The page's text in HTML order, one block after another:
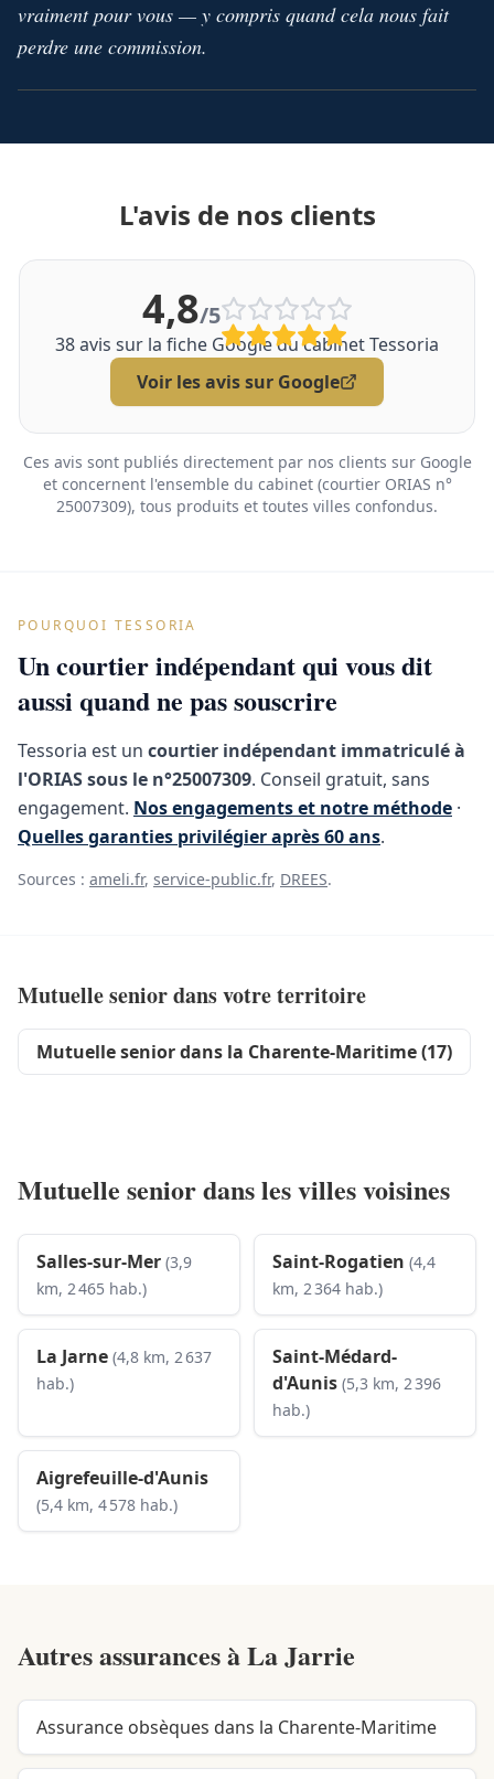
vraiment pour vous — y compris quand cela nous fait
perdre une commission.
L'avis de nos clients
4,8/5
38avis sur la fiche Google du cabinet Tessoria
Voir les avis sur Google
Ces avis sont publiés directement par nos clients sur Google
et concernent l'ensemble du cabinet (courtier ORIAS n°
25007309), tous produits et toutes villes confondus.
POURQUOI TESSORIA
Un courtier indépendant qui vous dit
aussi quand ne pas souscrire
Tessoria est un courtier indépendant immatriculé à
l'ORIAS sous le n°25007309. Conseil gratuit, sans
engagement. Nos engagements et notre méthode ·
Quelles garanties privilégier après 60 ans.
Sources : ameli.fr, service-public.fr, DREES.
Mutuelle senior dans votre territoire
Mutuelle senior dans la Charente-Maritime (17)
Mutuelle senior dans les villes voisines
Salles-sur-Mer (3,9
km, 2 465 hab.)
Saint-Rogatien (4,4
km, 2 364 hab.)
La Jarne (4,8 km, 2 637
hab.)
Saint-Médard-
d'Aunis (5,3 km, 2 396
hab.)
Aigrefeuille-d'Aunis
(5,4 km, 4 578 hab.)
Autres assurances àLa Jarrie
Assurance obsèques dans la Charente-Maritime